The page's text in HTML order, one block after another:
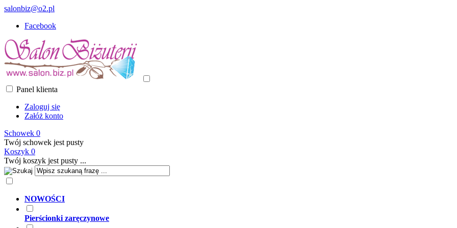
salonbiz@o2.pl
Facebook
Panel klienta
Zaloguj się
Załóż konto
Schowek 0
Twój schowek jest pusty
Koszyk 0
Twój koszyk jest pusty ...
NOWOŚCI
Pierścionki zaręczynowe